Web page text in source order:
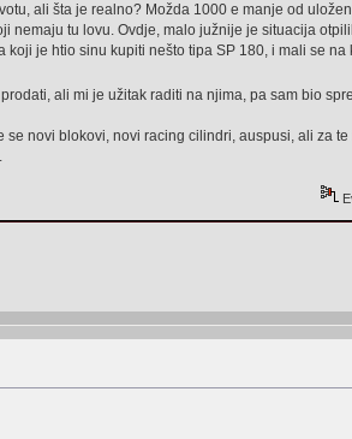
ali šta je realno? Možda 1000 e manje od
nemaju tu lovu. Ovdje, malo južnije je situacija
je htio sinu kupiti nešto tipa SP 180, i mali se na
ali mi je užitak raditi na njima, pa sam bio
se novi blokovi, novi racing cilindri, auspusi, ali za te